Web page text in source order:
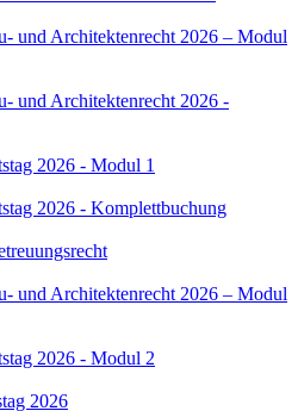
und Architektenrecht 2026 – Modul
und Architektenrecht 2026 -
2026 - Modul 1
2026 - Komplettbuchung
und Architektenrecht 2026 – Modul
2026 - Modul 2
2026